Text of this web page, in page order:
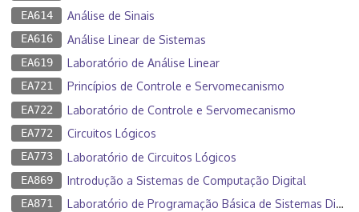
EA614 Análise de Sinais
EA616 Análise Linear de Sistemas
EA619 Laboratório de Análise Linear
EA721 Princípios de Controle e Servomecanismo
EA722 Laboratório de Controle e Servomecanismo
EA772 Circuitos Lógicos
EA773 Laboratório de Circuitos Lógicos
EA869 Introdução a Sistemas de Computação Digital
EA871 Laboratório de Programação Básica de Sistemas Digitais